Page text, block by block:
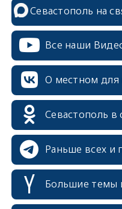
Севастополь на
Все наши
О местном для
Севастополь в
Раньше всех и
Большие темы